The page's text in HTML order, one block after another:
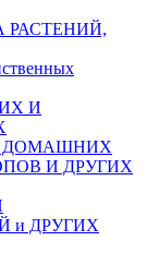
РАСТЕНИЙ,
И
ДОМАШНИХ
И ДРУГИХ
и ДРУГИХ